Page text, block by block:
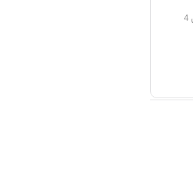
Box) مدل LIE402A دارای 4